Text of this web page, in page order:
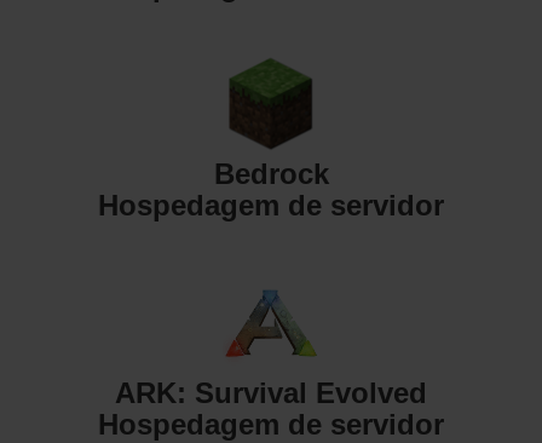
Bedrock
Hospedagem de servidor
ARK: Survival Evolved
Hospedagem de servidor